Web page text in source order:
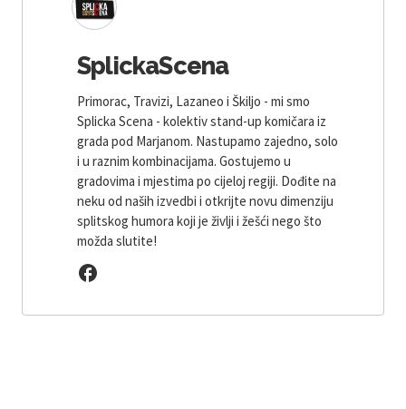
SplickaScena
Primorac, Travizi, Lazaneo i Škiljo - mi smo
Splicka Scena - kolektiv stand-up komičara iz
grada pod Marjanom. Nastupamo zajedno, solo
i u raznim kombinacijama. Gostujemo u
gradovima i mjestima po cijeloj regiji. Dođite na
neku od naših izvedbi i otkrijte novu dimenziju
splitskog humora koji je življi i žešći nego što
možda slutite!